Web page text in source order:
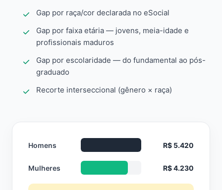
Gap por raça/cor declarada no eSocial
Gap por faixa etária — jovens, meia-idade e
profissionais maduros
Gap por escolaridade — do fundamental ao pós-
graduado
Recorte interseccional (gênero × raça)
Homens R$ 5.420
Mulheres R$ 4.230